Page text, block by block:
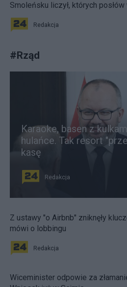
Smoleńsku liczył, których
Redakcja
#Rząd
Karaoke, basen z
hulańce. Tak resort
kasę
Redakcja
Z ustawy "o Airbnb" zniknęły
mówi o lobbingu
Redakcja
Wiceminister odpowie za